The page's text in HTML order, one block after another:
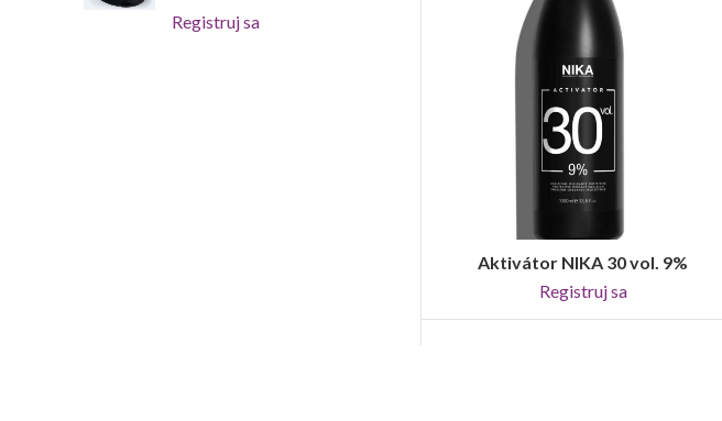
Registruj sa
REGISTRUJ SA
Aktivátor NIKA 30 vol. 9%
Registruj sa